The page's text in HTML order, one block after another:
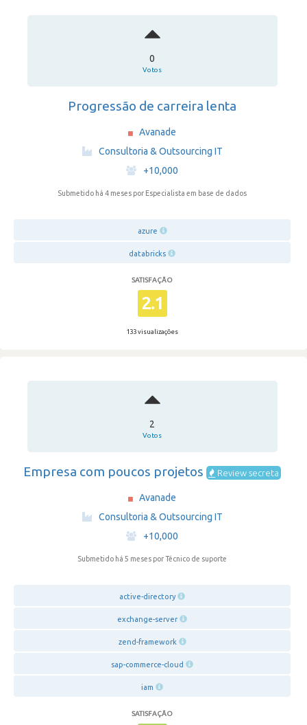
0
Votos
Progressão de carreira lenta
Avanade
·
Consultoria & Outsourcing IT
·
+10,000
Submetido há 4 meses por Especialista em base de dados
azure
databricks
SATISFAÇÃO
2.1
133 visualizações
2
Votos
Empresa com poucos projetos Review secreta
Avanade
·
Consultoria & Outsourcing IT
·
+10,000
Submetido há 5 meses por Técnico de suporte
active-directory
exchange-server
zend-framework
sap-commerce-cloud
iam
SATISFAÇÃO